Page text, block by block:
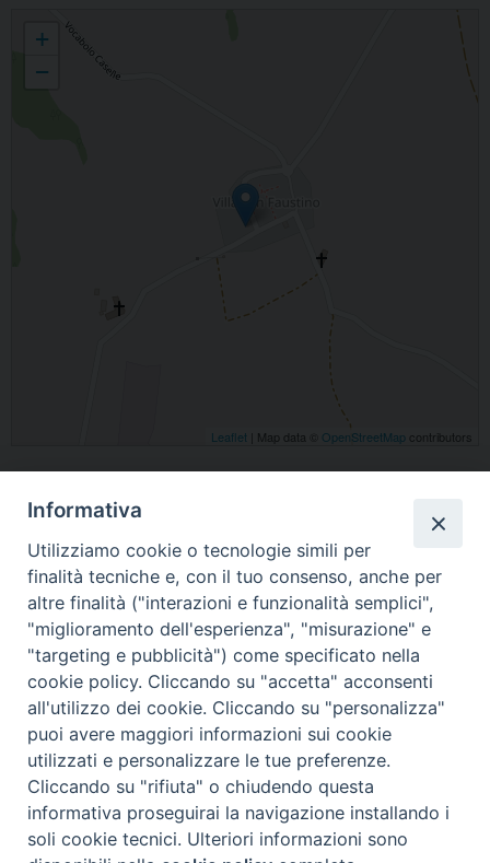
VILLA SAN FAUSTINO_Santi Giovanni Evangelista e Faustino in Villa San
Faustino - Montignano
+
−
Leaflet | Map data © OpenStreetMap contributors
Home Il Vescovo Diocesi Pastorale
Liturgia
Beni Culturali
Caritas Cammino sinodale
Com. Sociali
Modulistica
Casa dioc. di Spagliagrano Webmail
2025 copyrightDiocesi di Orvieto – Todi
Informativa
Utilizziamo cookie o tecnologie simili per
finalità tecniche e, con il tuo consenso, anche per
altre finalità ("interazioni e funzionalità semplici",
"miglioramento dell'esperienza", "misurazione" e
"targeting e pubblicità") come specificato nella
cookie policy. Cliccando su "accetta" acconsenti
all'utilizzo dei cookie. Cliccando su "personalizza"
puoi avere maggiori informazioni sui cookie
utilizzati e personalizzare le tue preferenze.
Cliccando su "rifiuta" o chiudendo questa
informativa proseguirai la navigazione installando i
soli cookie tecnici. Ulteriori informazioni sono